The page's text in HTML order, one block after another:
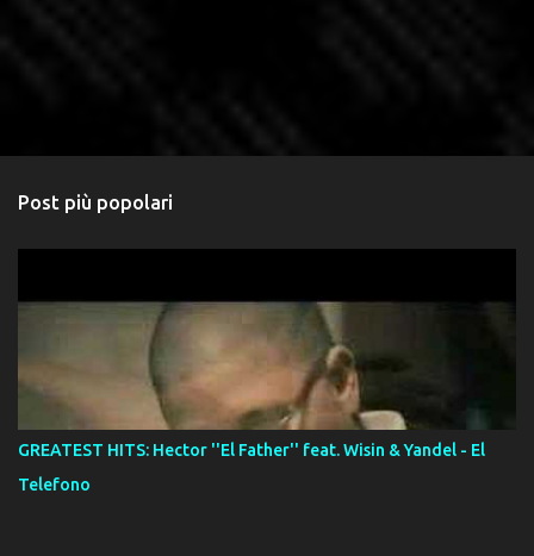
Post più popolari
GREATEST HITS: Hector ''El Father'' feat. Wisin & Yandel - El
Telefono